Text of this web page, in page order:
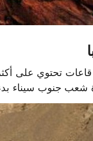
تحتوي على أكثر من 700 قطعة
شعب جنوب سيناء